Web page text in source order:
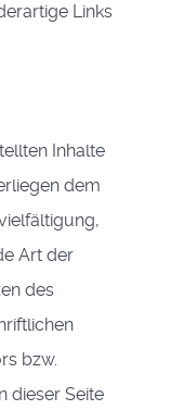
Links
Inhalte
dem
Art der
des
bzw.
dieser Seite